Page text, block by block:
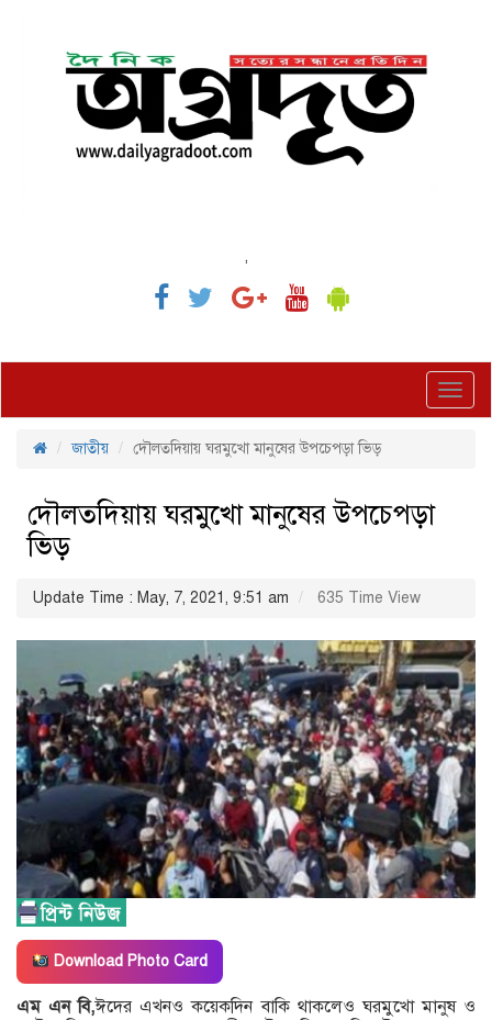
,
জাতীয়
দৌলতদিয়ায় ঘরমুখো মানুষের উপচেপড়া ভিড়
দৌলতদিয়ায় ঘরমুখো মানুষের উপচেপড়া
ভিড়
Update Time : May, 7, 2021, 9:51 am 635 Time View
Download Photo Card
এম এন বি,ঈদের এখনও কয়েকদিন বাকি থাকলেও ঘরমুখো মানুষ ও